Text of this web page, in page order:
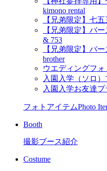
kimono rental
【兄弟限定】七
【兄弟限定】バ
& 753
【兄弟限定】バ
brother
ウエディングフォ
入園入学（ソロ）
入園入学お友達プ
フォトアイテムPhoto
Booth
撮影ブース紹介
Costume